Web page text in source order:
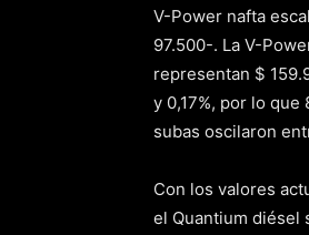
V-Power nafta
97.500-. La V-
representan $
y 0,17%, por lo
subas oscilaron
Con los valores
el Quantium diésel